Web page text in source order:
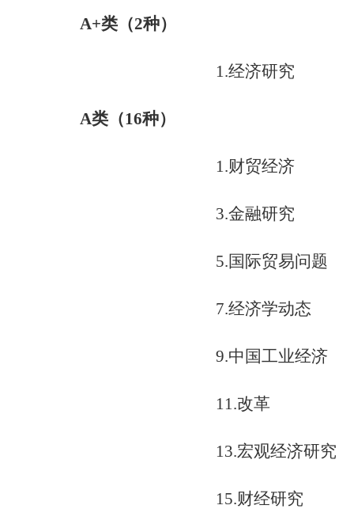
A+类（2种）
1.经济研究
A类（16种）
1.财贸经济
3.金融研究
5.国际贸易问题
7.经济学动态
9.中国工业经济
11.改革
13.宏观经济研究
15.财经研究